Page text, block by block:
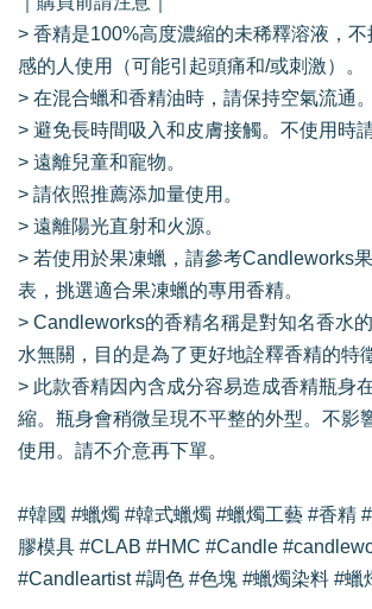
> 香精是100%高度濃縮的未稀釋溶液，
感的人使用（可能引起頭痛和/或刺激）。
> 在混合蠟和香精油時，請保持空氣流通。
> 避免長時間吸入和皮膚接觸。不使用時
> 遠離兒童和寵物。
> 請依照推薦添加量使用。
> 遠離陽光直射和火源。
> 若使用於果凍蠟，請參考Candleworks
表，挑選適合果凍蠟的專用香精。
> Candleworks的香精名稱是對知名香水
水無關，目的是為了更好地詮釋香精的特
> 此款香精因內含成分容易造成香精瓶身
縮。瓶身會稍微呈現不平整的外型。不影
使用。請不介意再下單。
#韓國 #蠟燭 #韓式蠟燭 #蠟燭工藝 #香精
膠模具 #CLAB #HMC #Candle
#Candleartist #調色 #色塊 #蠟燭染料 #蠟